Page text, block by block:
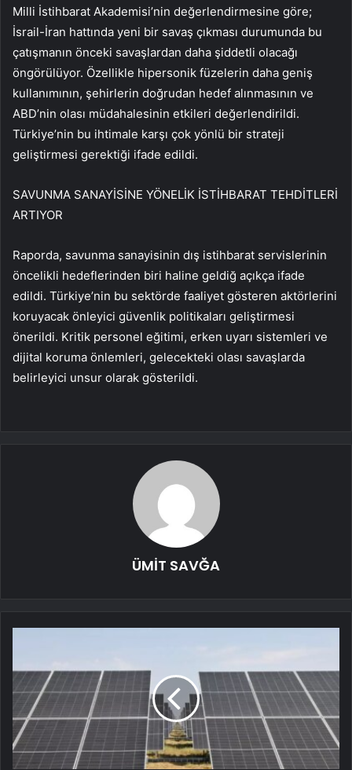
Milli İstihbarat Akademisi’nin değerlendirmesine göre;
İsrail-İran hattında yeni bir savaş çıkması durumunda bu
çatışmanın önceki savaşlardan daha şiddetli olacağı
öngörülüyor. Özellikle hipersonik füzelerin daha geniş
kullanımının, şehirlerin doğrudan hedef alınmasının ve
ABD’nin olası müdahalesinin etkileri değerlendirildi.
Türkiye’nin bu ihtimale karşı çok yönlü bir strateji
geliştirmesi gerektiği ifade edildi.
SAVUNMA SANAYİSİNE YÖNELİK İSTİHBARAT TEHDİTLERİ
ARTIYOR
Raporda, savunma sanayisinin dış istihbarat servislerinin
öncelikli hedeflerinden biri haline geldiğ açıkça ifade
edildi. Türkiye’nin bu sektörde faaliyet gösteren aktörlerini
koruyacak önleyici güvenlik politikaları geliştirmesi
önerildi. Kritik personel eğitimi, erken uyarı sistemleri ve
dijital koruma önlemleri, gelecekteki olası savaşlarda
belirleyici unsur olarak gösterildi.
ÜMİT SAVĞA